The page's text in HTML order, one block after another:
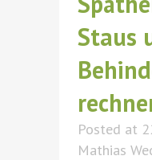
Staus
Posted at
Mathias